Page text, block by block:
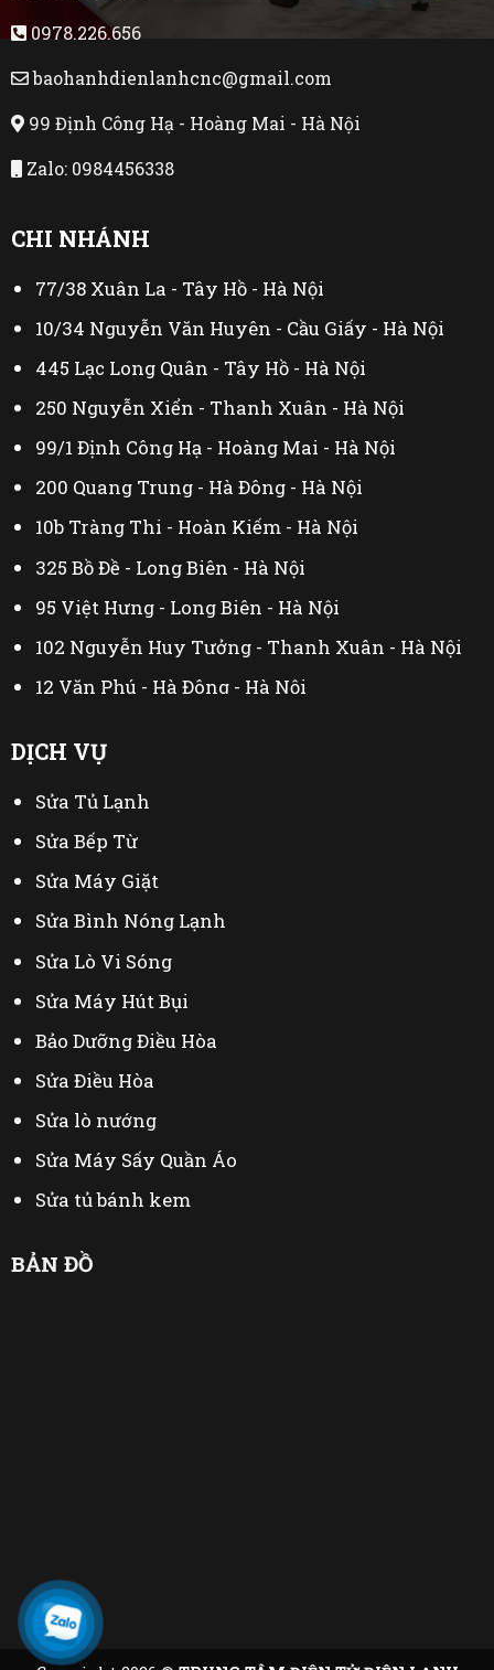
0978.226.656
baohanhdienlanhcnc@gmail.com
99 Định Công Hạ - Hoàng Mai - Hà Nội
Zalo: 0984456338
CHI NHÁNH
77/38 Xuân La - Tây Hồ - Hà Nội
10/34 Nguyễn Văn Huyên - Cầu Giấy - Hà Nội
445 Lạc Long Quân - Tây Hồ - Hà Nội
250 Nguyễn Xiển - Thanh Xuân - Hà Nội
99/1 Định Công Hạ - Hoàng Mai - Hà Nội
200 Quang Trung - Hà Đông - Hà Nội
10b Tràng Thi - Hoàn Kiếm - Hà Nội
325 Bồ Đề - Long Biên - Hà Nội
95 Việt Hưng - Long Biên - Hà Nội
102 Nguyễn Huy Tưởng - Thanh Xuân - Hà Nội
12 Văn Phú - Hà Đông - Hà Nội
230 Mễ Trì Thượng - Nam Từ Liêm - Hà Nội
402 Mỹ Đình - Từ Liêm - Hà Nội
DỊCH VỤ
Sửa Tủ Lạnh
Sửa Bếp Từ
Sửa Máy Giặt
Sửa Bình Nóng Lạnh
Sửa Lò Vi Sóng
Sửa Máy Hút Bụi
Bảo Dưỡng Điều Hòa
Sửa Điều Hòa
Sửa lò nướng
Sửa Máy Sấy Quần Áo
Sửa tủ bánh kem
BẢN ĐỒ